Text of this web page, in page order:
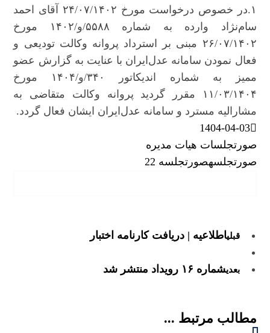
۱.در خصوص درخواست مورخ ۲۴/۰۷/۱۴۰۲ آقای احمد
سام‌نژاد وارده به شماره ۵۵۸۸/و/۱۴۰۲ مورخ
۲۶/۰۷/۱۴۰۲ مبنی بر استرداد پروانه وکالت تودیعی و
فعال نمودن سامانه عدل‌ایران با عنایت به گزارش عضو
ممیز به شماره اندیکاتور ۳۴۰/و/۱۴۰۴ مورخ
۱۱/۰۳/۱۴۰۴ مقرر گردید پروانه وکالت متقاضی به
مشارالیه مسترد و سامانه عدل‌ایران ایشان فعال گردد.
1404-04-03
صورتجلسات هیات مدیره
صورتجلسهصورتجلسه 22
قبلیاطلاعیه | دریافت کارنامه اختبار
بعدیشماره ۱۶ رویداد منتشر شد
مطالب مرتبط ...